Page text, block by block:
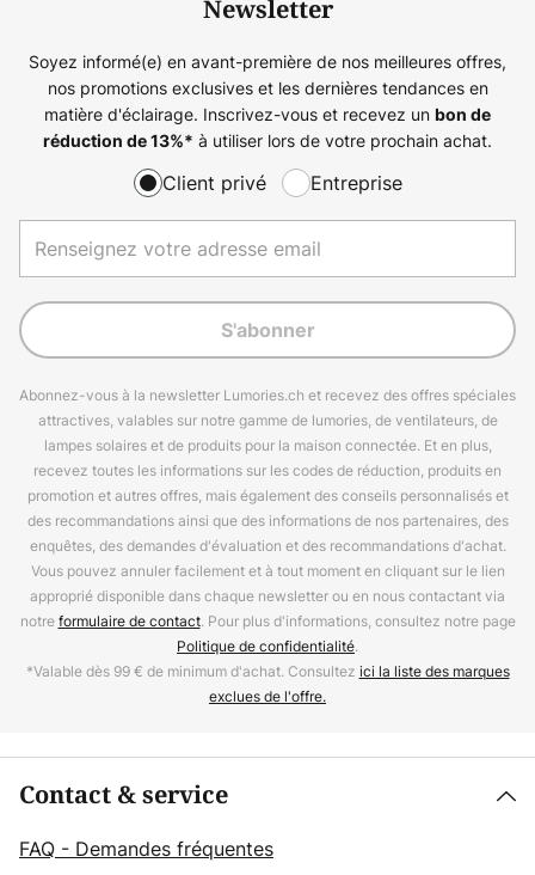
Newsletter
Soyez informé(e) en avant-première de nos meilleures offres,
nos promotions exclusives et les dernières tendances en
matière d'éclairage. Inscrivez-vous et recevez un bon de
réduction de13%* à utiliser lors de votre prochain achat.
Client privé Entreprise
S'abonner
Abonnez-vous à la newsletter Lumories.ch et recevez des offres spéciales
attractives, valables sur notre gamme de lumories, de ventilateurs, de
lampes solaires et de produits pour la maison connectée. Et en plus,
recevez toutes les informations sur les codes de réduction, produits en
promotion et autres offres, mais également des conseils personnalisés et
des recommandations ainsi que des informations de nos partenaires, des
enquêtes, des demandes d'évaluation et des recommandations d'achat.
Vous pouvez annuler facilement et à tout moment en cliquant sur le lien
approprié disponible dans chaque newsletter ou en nous contactant via
notreformulaire de contact. Pour plus d'informations, consultez notre page
Politique de confidentialité.
*Valable dès 99 € de minimum d'achat. Consultez ici la liste des marques
exclues de l'offre.
Contact & service
FAQ - Demandes fréquentes